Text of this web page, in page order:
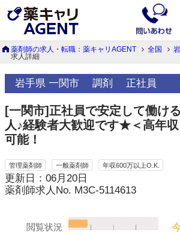
薬剤師の求人・転職：薬キャリAGENT 全国
求人詳細
岩手県 一関市 調剤 正社員
[一関市]正社員で安定して働け
人♪経験者大歓迎です★＜高年
可能！
管理薬剤師 一般薬剤師 年収600万以上O.K.
更新日：06月20日
薬剤師求人No. M3C-5114613
閲覧状況